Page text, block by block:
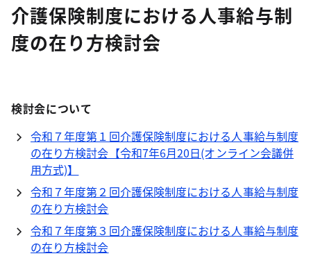
介護保険制度における人事給与制
度の在り方検討会
検討会について
令和７年度第１回介護保険制度における人事給与制度
の在り方検討会【令和7年6月20日(オンライン会議併
用方式)】
令和７年度第２回介護保険制度における人事給与制度
の在り方検討会
令和７年度第３回介護保険制度における人事給与制度
の在り方検討会